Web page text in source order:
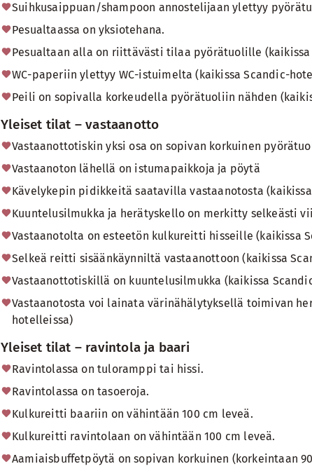
Suihkusaippuan/shampoon annostelijaan ylettyy
Pesualtaassa on yksiotehana.
Pesualtaan alla on riittävästi tilaa pyörätuolille
WC-paperiin ylettyy WC-istuimelta (kaikissa Scandic-
Peili on sopivalla korkeudella pyörätuoliin nähden
Yleiset tilat – vastaanotto
Vastaanottotiskin yksi osa on sopivan korkuinen
Vastaanoton lähellä on istumapaikkoja ja pöytä
Kävelykepin pidikkeitä saatavilla vastaanotosta
Kuuntelusilmukka ja herätyskello on merkitty selkeästi
Vastaanotolta on esteetön kulkureitti hisseille (kaikissa
Selkeä reitti sisäänkäynniltä vastaanottoon (kaikissa
Vastaanottotiskillä on kuuntelusilmukka (kaikissa
Vastaanotosta voi lainata värinähälytyksellä toimivan
hotelleissa)
Yleiset tilat – ravintola ja baari
Ravintolassa on tuloramppi tai hissi.
Ravintolassa on tasoeroja.
Kulkureitti baariin on vähintään 100 cm leveä.
Kulkureitti ravintolaan on vähintään 100 cm leveä.
Aamiaisbuffetpöytä on sopivan korkuinen (korkeintaan